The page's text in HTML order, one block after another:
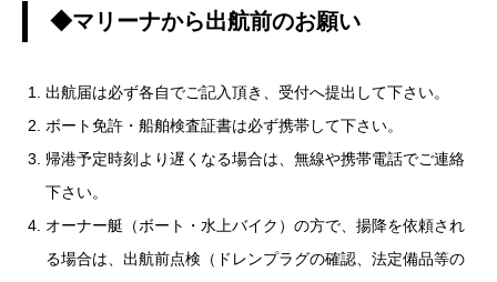
◆マリーナから出航前のお願い
出航届は必ず各自でご記入頂き、受付へ提出して下さい。
ボート免許・船舶検査証書は必ず携帯して下さい。
帰港予定時刻より遅くなる場合は、無線や携帯電話でご連絡
下さい。
オーナー艇（ボート・水上バイク）の方で、揚降を依頼され
る場合は、出航前点検（ドレンプラグの確認、法定備品等の